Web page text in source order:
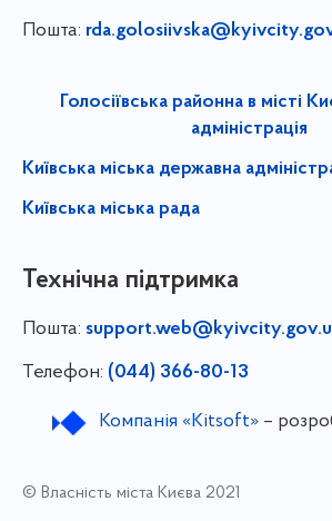
Пошта:
Голосіївська районна в місті
адміністрація
Київська міська державна
Київська міська рада
Технічна підтримка
Пошта:
Телефон: (044) 366-80-13
Компанія «Kitsoft»–
© Власність міста Києва 2021